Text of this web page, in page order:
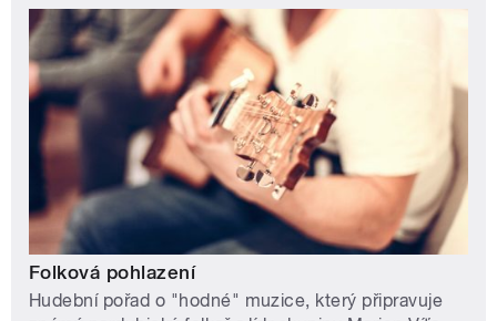
Folková pohlazení
Hudební pořad o "hodné" muzice, který připravuje